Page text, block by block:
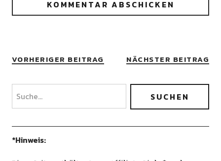
VORHERIGER BEITRAG NÄCHSTER BEITRAG
*Hinweis: